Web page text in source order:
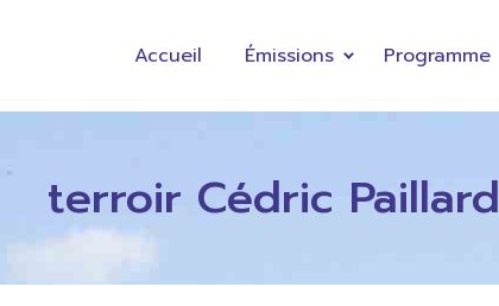
Accueil Émissions Programme
terroir Cédric Paillard